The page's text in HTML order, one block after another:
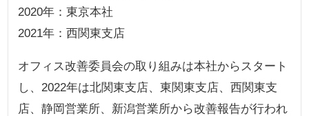
2020年：東京本社
2021年：西関東支店
オフィス改善委員会の取り組みは本社からスタート
し、2022年は北関東支店、東関東支店、西関東支
店、静岡営業所、新潟営業所から改善報告が行われ